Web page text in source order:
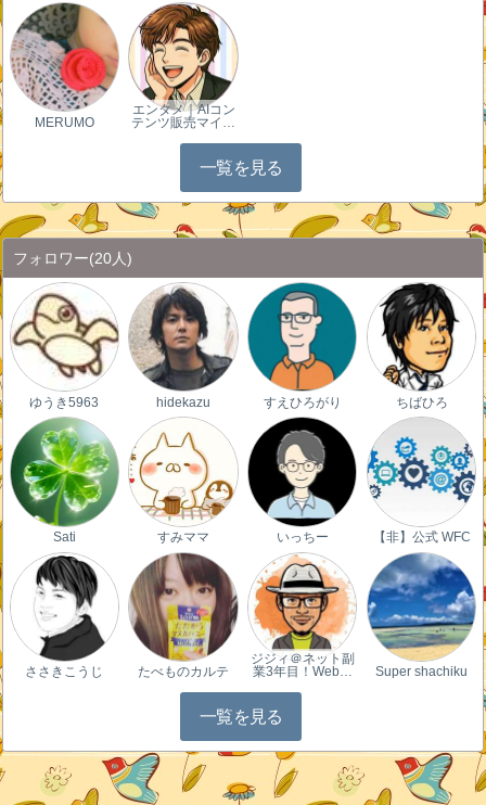
MERUMO
エンタメ｜AIコン
テンツ販売マイ…
一覧を見る
フォロワー(20人)
ゆうき5963 hidekazu すえひろがり ちばひろ
Sati すみママ いっちー 【非】公式 WFC
ささきこうじ たべものカルテ
ジジィ＠ネット副
業3年目！Web…
Super shachiku
一覧を見る